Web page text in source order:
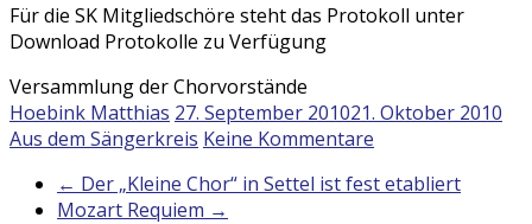
Für die SK Mitgliedschöre steht das Protokoll unter
Download Protokolle zu Verfügung
Versammlung der Chorvorstände
Hoebink Matthias 27. September 201021. Oktober 2010
Aus dem Sängerkreis Keine Kommentare
← Der „Kleine Chor“ in Settel ist fest etabliert
Mozart Requiem →